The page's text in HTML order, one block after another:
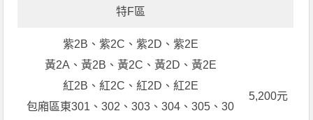
特F區
紫2B、紫2C、紫2D、紫2E
黃2A、黃2B、黃2C、黃2D、黃2E
紅2B、紅2C、紅2D、紅2E
包廂區東301、302、303、304、305、30
5,200元